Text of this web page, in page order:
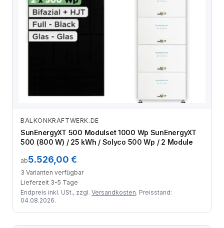
Zum Angebot
BALKONKRAFTWERK.DE
SunEnergyXT 500 Modulset 1000 Wp SunEnergyXT
500 (800 W) / 25 kWh / Solyco 500 Wp / 2 Module
ab5.526,00 €
3 Varianten verfügbar
Lieferzeit 3-5 Tage
Endpreis inkl. USt., zzgl. Versandkosten. Preisstand:
04.08.2026.